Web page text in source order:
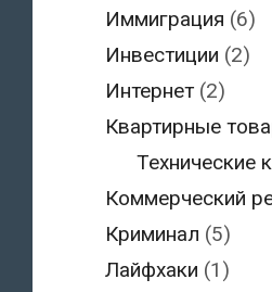
Иммиграция (6)
Инвестиции (2)
Интернет (2)
Квартирные
Технические
Коммерческий
Криминал (5)
Лайфхаки (1)